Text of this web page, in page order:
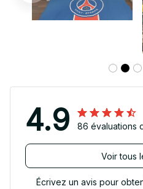
4.9 86 évaluations
Voir tous
Écrivez un avis pour